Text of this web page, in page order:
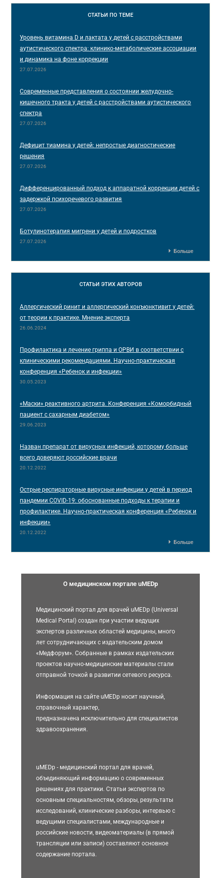
СТАТЬИ ПО ТЕМЕ
Уровень витамина D и лактата у детей с расстройствами
аутистического спектра: клинико-метаболические ассоциации
и динамика на фоне коррекции
27.07.2026
Современные представления о состоянии желудочно-
кишечного тракта у детей с расстройствами аутистического
спектра
27.07.2026
Дефицит тиамина у детей: непростые диагностические
решения
27.07.2026
Дифференцированный подход к аппаратной коррекции детей с
задержкой психоречевого развития
27.07.2026
Ботулинотерапия мигрени у детей и подростков
27.07.2026
Больше
СТАТЬИ ЭТИХ АВТОРОВ
Аллергический ринит и аллергический конъюнктивит у детей:
от теории к практике. Мнение эксперта
26.06.2024
Профилактика и лечение гриппа и ОРВИ в соответствии с
клиническими рекомендациями. Научно-практическая
конференция «Ребенок и инфекции»
30.05.2023
«Маски» реактивного артрита. Конференция «Коморбидный
пациент с сахарным диабетом»
29.06.2023
Назван препарат от вирусных инфекций, которому больше
всего доверяют российские врачи
20.12.2022
Острые респираторные вирусные инфекции у детей в период
пандемии COVID-19: обоснованные подходы к терапии и
профилактике. Научно-практическая конференция «Ребенок и
инфекции»
20.12.2022
Больше
О медицинском портале uMEDp
Медицинский портал для врачей uMEDp (Universal
Medical Portal) создан при участии ведущих
экспертов различных областей медицины, много
лет сотрудничающих с издательским домом
«Медфорум». Собранные в рамках издательских
проектов научно-медицинские материалы стали
отправной точкой в развитии сетевого ресурса.
Информация на сайте uMEDp носит научный,
справочный характер,
предназначена исключительно для специалистов
здравоохранения.
uMEDp - медицинский портал для врачей,
объединяющий информацию о современных
решениях для практики. Статьи экспертов по
основным специальностям, обзоры, результаты
исследований, клинические разборы, интервью с
ведущими специалистами, международные и
российские новости, видеоматериалы (в прямой
трансляции или записи) составляют основное
содержание портала.